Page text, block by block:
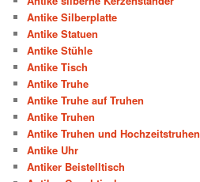
Antike Silberplatte
Antike Statuen
Antike Stühle
Antike Tisch
Antike Truhe
Antike Truhe auf Truhen
Antike Truhen
Antike Truhen und Hochzeitstruhen
Antike Uhr
Antiker Beistelltisch